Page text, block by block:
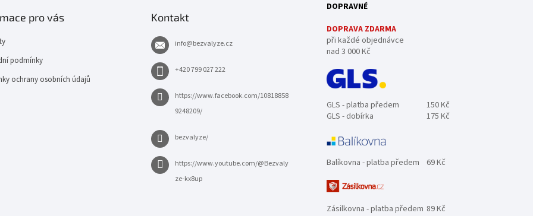
pro vás
podmínky
ochrany osobních údajů
Kontakt
info@bezvalyze.cz
+420 799 027 222
https://www.facebook.com/10818858
9248209/
bezvalyze/
https://www.youtube.com/@Bezvaly
ze-kx8up
DOPRAVNÉ
DOPRAVA ZDARMA
při každé objednávce
nad 3 000 Kč
GLS - platba předem
150 Kč
GLS - dobírka
175 Kč
Balíkovna - platba předem 69 Kč
Zásilkovna - platba předem 89 Kč